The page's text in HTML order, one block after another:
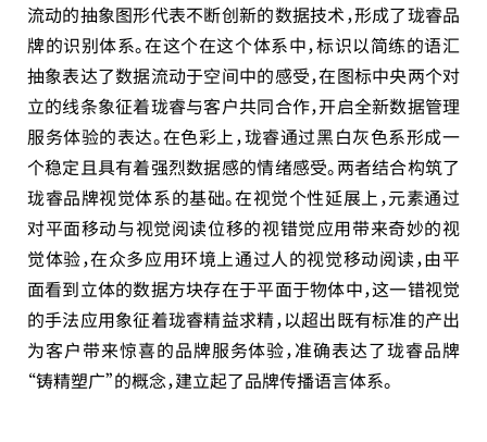
流动的抽象图形代表不断创新的数据技术，形成了珑睿品
牌的识别体系。在这个在这个体系中，标识以简练的语汇
抽象表达了数据流动于空间中的感受，在图标中央两个对
立的线条象征着珑睿与客户共同合作，开启全新数据管理
服务体验的表达。在色彩上，珑睿通过黑白灰色系形成一
个稳定且具有着强烈数据感的情绪感受。两者结合构筑了
珑睿品牌视觉体系的基础。在视觉个性延展上，元素通过
对平面移动与视觉阅读位移的视错觉应用带来奇妙的视
觉体验，在众多应用环境上通过人的视觉移动阅读，由平
面看到立体的数据方块存在于平面于物体中，这一错视觉
的手法应用象征着珑睿精益求精，以超出既有标准的产出
为客户带来惊喜的品牌服务体验，准确表达了珑睿品牌
“铸精塑广”的概念，建立起了品牌传播语言体系。